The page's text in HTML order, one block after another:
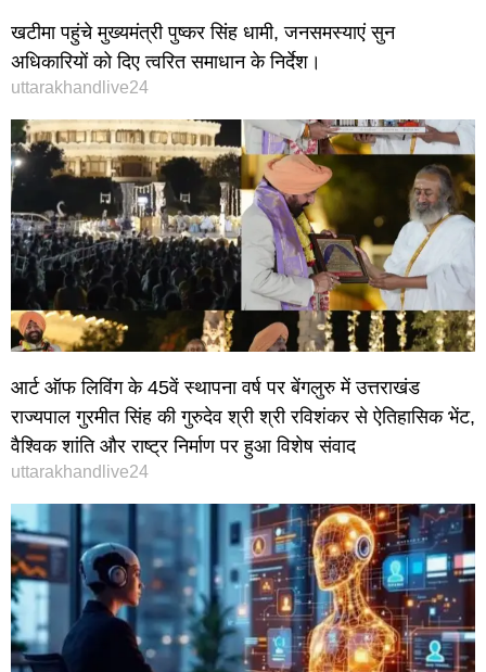
खटीमा पहुंचे मुख्यमंत्री पुष्कर सिंह धामी, जनसमस्याएं सुन
अधिकारियों को दिए त्वरित समाधान के निर्देश।
uttarakhandlive24
आर्ट ऑफ लिविंग के 45वें स्थापना वर्ष पर बेंगलुरु में उत्तराखंड
राज्यपाल गुरमीत सिंह की गुरुदेव श्री श्री रविशंकर से ऐतिहासिक भेंट,
वैश्विक शांति और राष्ट्र निर्माण पर हुआ विशेष संवाद
uttarakhandlive24